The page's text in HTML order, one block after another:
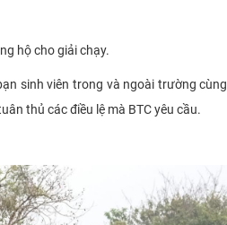
hộ cho giải chạy.
sinh viên trong và ngoài trường cùng
thủ các điều lệ mà BTC yêu cầu.